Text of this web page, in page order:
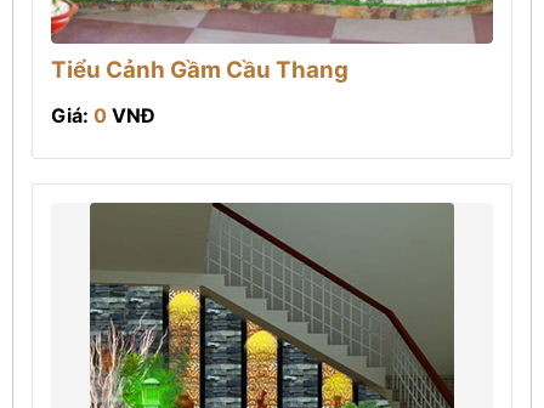
Tiểu Cảnh Gầm Cầu Thang
Giá: 0 VNĐ